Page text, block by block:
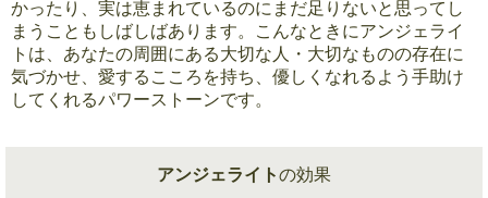
かったり、実は恵まれているのにまだ足りないと思ってし
まうこともしばしばあります。こんなときにアンジェライ
トは、あなたの周囲にある大切な人・大切なものの存在に
気づかせ、愛するこころを持ち、優しくなれるよう手助け
してくれるパワーストーンです。
アンジェライトの効果